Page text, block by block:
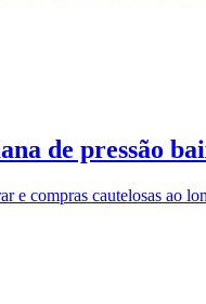
de pressão
e compras cautelosas ao